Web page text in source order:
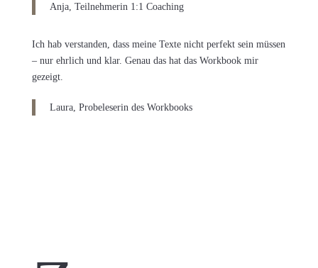
Anja, Teilnehmerin 1:1 Coaching
Ich hab verstanden, dass meine Texte nicht perfekt sein müssen
– nur ehrlich und klar. Genau das hat das Workbook mir
gezeigt.
Laura, Probeleserin des Workbooks